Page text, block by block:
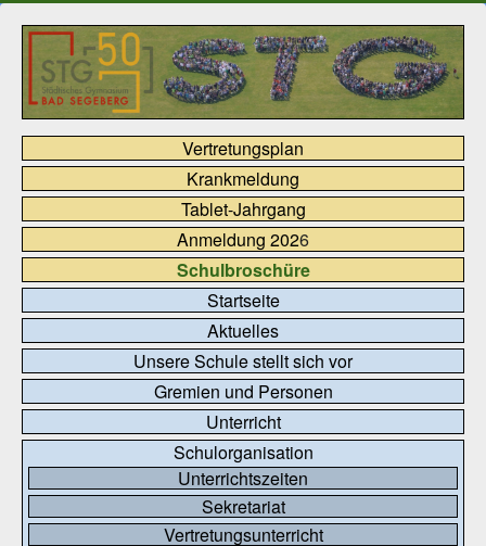
Vertretungsplan
Krankmeldung
Tablet-Jahrgang
Anmeldung 2026
Schulbroschüre
Startseite
Aktuelles
Unsere Schule stellt sich vor
Gremien und Personen
Unterricht
Schulorganisation
Unterrichtszeiten
Sekretariat
Vertretungsunterricht